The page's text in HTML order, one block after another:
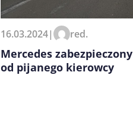
16.03.2024| red.
Mercedes zabezpieczony
od pijanego kierowcy